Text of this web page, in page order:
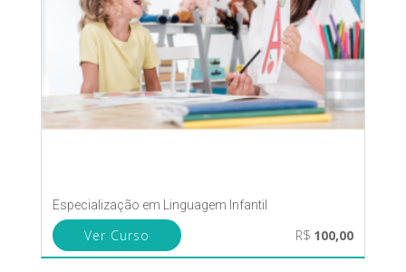
Especialização em Linguagem Infantil
R$ 100,00
Ver Curso